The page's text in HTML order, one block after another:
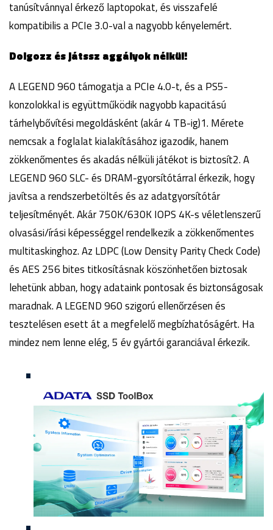
tanúsítvánnyal érkező laptopokat, és visszafelé
kompatibilis a PCIe 3.0-val a nagyobb kényelemért.
Dolgozz és játssz aggályok nélkül!
A LEGEND 960 támogatja a PCIe 4.0-t, és a PS5-
konzolokkal is együttműködik nagyobb kapacitású
tárhelybővítési megoldásként (akár 4 TB-ig)1. Mérete
nemcsak a foglalat kialakításához igazodik, hanem
zökkenőmentes és akadás nélküli játékot is biztosít2. A
LEGEND 960 SLC- és DRAM-gyorsítótárral érkezik, hogy
javítsa a rendszerbetöltés és az adatgyorsítótár
teljesítményét. Akár 750K/630K IOPS 4K-s véletlenszerű
olvasási/írási képességgel rendelkezik a zökkenőmentes
multitaskinghoz. Az LDPC (Low Density Parity Check Code)
és AES 256 bites titkosításnak köszönhetően biztosak
lehetünk abban, hogy adataink pontosak és biztonságosak
maradnak. A LEGEND 960 szigorú ellenőrzésen és
tesztelésen esett át a megfelelő megbízhatóságért. Ha
mindez nem lenne elég, 5 év gyártói garanciával érkezik.